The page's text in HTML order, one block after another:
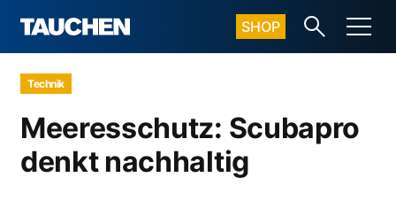
SHOP
Technik
Meeresschutz: Scubapro
denkt nachhaltig